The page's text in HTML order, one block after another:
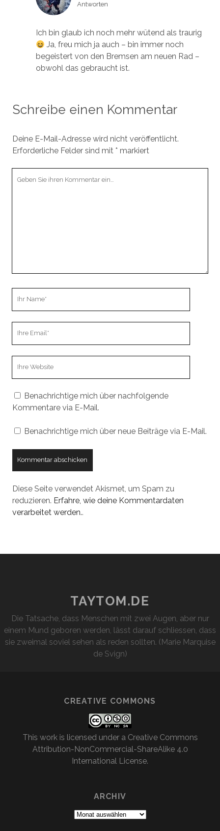
Antworten
Ich bin glaub ich noch mehr wütend als traurig
Ja, freu mich ja auch – bin immer noch
begeistert von den Bremsen am neuen Rad –
obwohl das gebraucht ist.
Schreibe einen Kommentar
Deine E-Mail-Adresse wird nicht veröffentlicht.
Erforderliche Felder sind mit * markiert
Benachrichtige mich über nachfolgende
Kommentare via E-Mail.
Benachrichtige mich über neue Beiträge via E-Mail.
Diese Seite verwendet Akismet, um Spam zu
reduzieren. Erfahre, wie deine Kommentardaten
verarbeitet werden..
TAYTOM.DE
Die Tatsache, dass Menschen mit zwei Augen, aber nur
einem Mund geboren werden, lässt darauf schliessen, dass
sie zweimal soviel sehen als reden sollten. (Marie Marquise
de Svign)
CREATIVE COMMONS
This work is licensed under a Creative Commons
Attribution-NonCommercial-ShareAlike 4.0
International License.
ARCHIV
Archiv